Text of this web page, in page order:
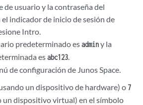
de usuario y la contraseña del
indicador de inicio de sesión de
Intro.
predeterminado esadminy la
esabc123.
de configuración de Junos Space.
un dispositivo de hardware) o 7
un dispositivo virtual) en el símbolo